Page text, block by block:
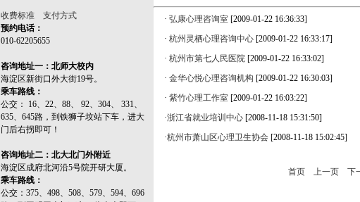
收费标准 支付方式
预约电话：
010-62205655
咨询地址一：北师大校内
海淀区新街口外大街19号。
乘车路线：
公交： 16、22、88、 92、304、 331、
635、645路，到铁狮子坟站下车，进大
门后右拐即可！
咨询地址二：北大北门外附近
海淀区成府北河沿5号院开研大厦。
乘车路线：
公交：375、498、508、579、594、696
· 弘康心理咨询室 [2009-01-22 16:36:33]
· 杭州灵栖心理咨询中心 [2009-01-22 16:33:17]
· 杭州市第七人民医院 [2009-01-22 16:33:02]
· 金华心悦心理咨询机构 [2009-01-22 16:30:03]
· 紫竹心理工作室 [2009-01-22 16:03:22]
·浙江省就业培训中心 [2008-11-18 15:31:50]
·杭州市萧山区心理卫生协会 [2008-11-18 15:02:45]
首页 上一页 下